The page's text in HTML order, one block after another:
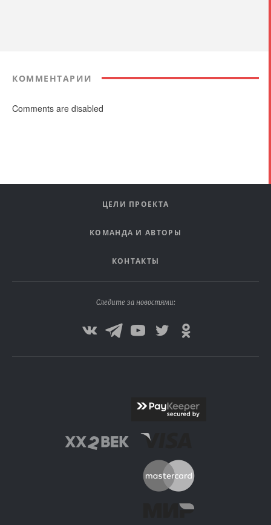
КОММЕНТАРИИ
Comments are disabled
ЦЕЛИ ПРОЕКТА
КОМАНДА И АВТОРЫ
КОНТАКТЫ
Следите за новостями: